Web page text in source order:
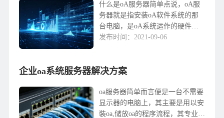
什么是oA服务器简单点说，oA服
务器就是指安装oA软件系统的那
台电脑，是oA系统运作的硬件环
境，现阶段oA系统一般选用集中
服务器上，oA...
发布时间：2021-09-06
企业oa系统服务器解决方案
oa服务器简单而言便是一台不需要
显示器的电脑上，其主要是用以安
裝oa,储放oa的程序流程，其专业用